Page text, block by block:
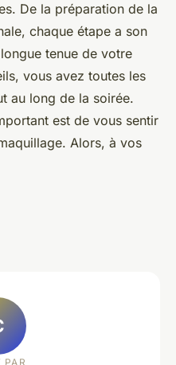
De la préparation de la
chaque étape a son
tenue de votre
vous avez toutes les
au long de la soirée.
est de vous sentir
Alors, à vos
PAR